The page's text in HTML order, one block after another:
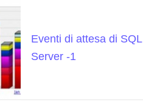
Eventi di attesa di SQL
Server -1